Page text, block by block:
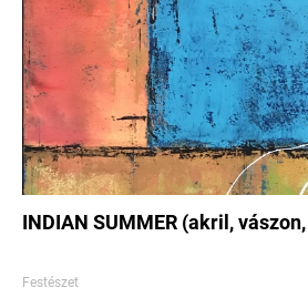
INDIAN SUMMER (akril,
Festészet